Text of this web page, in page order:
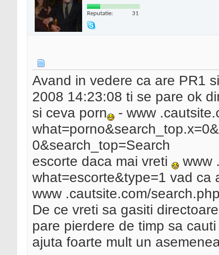
Reputatie: 31
Avand in vedere ca are PR1
2008 14:23:08 ti se pare ok
si ceva porn
- www
0&search_top=Search
escorte daca mai vreti
www
what=escorte&type=1 vad
www .cautsite.com/
De ce vreti sa gasiti
pare pierdere de timp sa
ajuta foarte mult un